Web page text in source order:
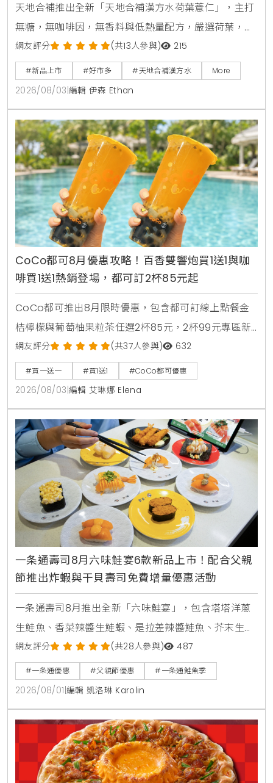
天地合補推出全新「天地合補漢方水荷葉薏仁」，主打
無糖，無咖啡因，無香料與低熱量配方，嚴選荷葉，薏
仁，山楂等草本素材，口感甘潤清爽。產品於2026年8
月上旬全台好市多Costco獨家上市，每箱24入售價
729元，提供日常輕鬆補水新選擇。
網友評分 (共13人參與) 215
#新品上市 #好市多 #天地合補漢方水 More
2026/08/03 編輯 伊森 Ethan
CoCo都可8月優惠攻略！百香雙響炮買1送1與咖
啡買1送1熱銷登場，都可訂2杯85元起
CoCo都可推出8月限時優惠，包含都可訂線上點餐金
桔檸檬與葡萄柚果粒茶任選2杯85元，2杯99元專區新
上架粉角檸檬冬瓜，每週一二指定咖啡買1送1，8月5日
週三好友日更祭出百香雙響炮買1送1優惠。
網友評分 (共37人參與) 632
#買一送一 #買1送1 #CoCo都可優惠
2026/08/03 編輯 艾琳娜 Elena
一条通壽司8月六味鮭宴6款新品上市！配合父親
節推出炸蝦與干貝壽司免費增量優惠活動
一条通壽司8月推出全新「六味鮭宴」，包含塔塔洋蔥
生鮭魚、香菜辣醬生鮭蝦、是拉差辣醬鮭魚、芥末生鮭
蝦貝海苔包、蟹醬沙拉鮭魚及美威鮭魚鬆軍艦等6款新
品，同步推出父親節增量優惠活動。
網友評分 (共28人參與) 487
#一条通優惠 #父親節優惠 #一条通鮭魚季
2026/08/01 編輯 凱洛琳 Karolin